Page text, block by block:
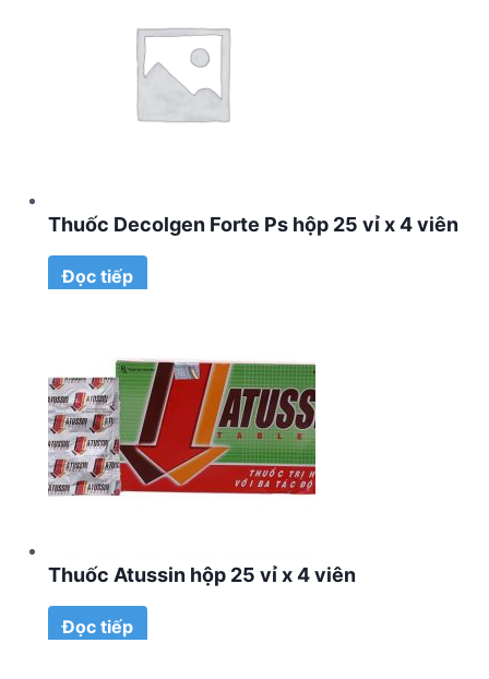
Thuốc Decolgen Forte Ps hộp 25 vỉ x 4 viên
Đọc tiếp
Thuốc Atussin hộp 25 vỉ x 4 viên
Đọc tiếp